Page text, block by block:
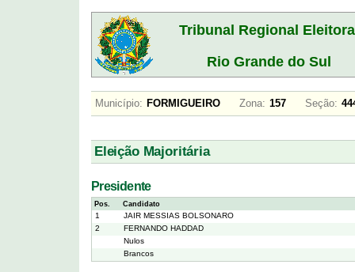
Tribunal Regional
Rio Grande do Sul
Município: FORMIGUEIRO Zona: 157 Seção:
Eleição Majoritária
Presidente
Pos. Candidato
1
JAIR MESSIAS BOLSONARO
2
FERNANDO HADDAD
Nulos
Brancos